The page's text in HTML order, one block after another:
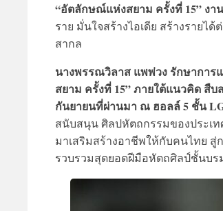
“อัตลักษณ์แห่งสยาม ครั้งที่ 15” ง
ราย มั่นใจสร้างไอเดีย สร้างราย
สากล
นางพรรณวิลาส แพพ่วง รักษาการ
สยาม ครั้งที่ 15” ภายใต้แนวคิด สืบ
กันยายนที่ผ่านมา ณ ฮอลล์ 5 ชั้น
สนับสนุน ศิลปหัตถกรรมของประเ
มาเสริมสร้างอาชีพให้กับคนไทย
รวบรวมสุดยอดฝีมือหัตถศิลป์ชั้นบ